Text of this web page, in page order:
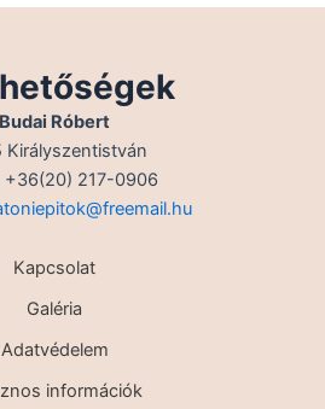
Budai Róbert
Királyszentistván
+36(20) 217-0906
Kapcsolat
Galéria
Adatvédelem
információk